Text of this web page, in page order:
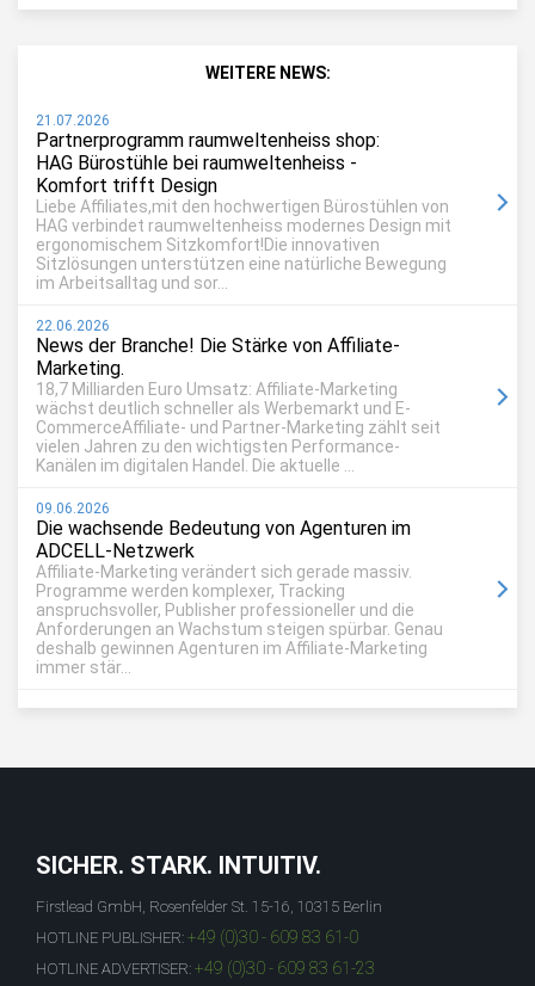
WEITERE NEWS:
21.07.2026
Partnerprogramm raumweltenheiss shop:
HAG Bürostühle bei raumweltenheiss -
Komfort trifft Design
Liebe Affiliates,mit den hochwertigen Bürostühlen von
HAG verbindet raumweltenheiss modernes Design mit
ergonomischem Sitzkomfort!Die innovativen
Sitzlösungen unterstützen eine natürliche Bewegung
im Arbeitsalltag und sor...
22.06.2026
News der Branche! Die Stärke von Affiliate-
Marketing.
18,7 Milliarden Euro Umsatz: Affiliate-Marketing
wächst deutlich schneller als Werbemarkt und E-
CommerceAffiliate- und Partner-Marketing zählt seit
vielen Jahren zu den wichtigsten Performance-
Kanälen im digitalen Handel. Die aktuelle ...
09.06.2026
Die wachsende Bedeutung von Agenturen im
ADCELL-Netzwerk
Affiliate-Marketing verändert sich gerade massiv.
Programme werden komplexer, Tracking
anspruchsvoller, Publisher professioneller und die
Anforderungen an Wachstum steigen spürbar. Genau
deshalb gewinnen Agenturen im Affiliate-Marketing
immer stär...
SICHER. STARK. INTUITIV.
Firstlead GmbH, Rosenfelder St. 15-16, 10315 Berlin
HOTLINE PUBLISHER: +49 (0)30 - 609 83 61-0
HOTLINE ADVERTISER: +49 (0)30 - 609 83 61-23